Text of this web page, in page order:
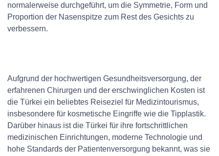
normalerweise durchgeführt, um die Symmetrie, Form und
Proportion der Nasenspitze zum Rest des Gesichts zu
verbessern.
Aufgrund der hochwertigen Gesundheitsversorgung, der
erfahrenen Chirurgen und der erschwinglichen Kosten ist
die Türkei ein beliebtes Reiseziel für Medizintourismus,
insbesondere für kosmetische Eingriffe wie die Tipplastik.
Darüber hinaus ist die Türkei für ihre fortschrittlichen
medizinischen Einrichtungen, moderne Technologie und
hohe Standards der Patientenversorgung bekannt, was sie